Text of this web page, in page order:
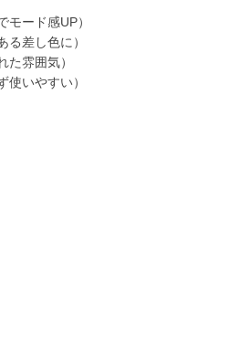
モード感UP）
る差し色に）
た雰囲気）
使いやすい）